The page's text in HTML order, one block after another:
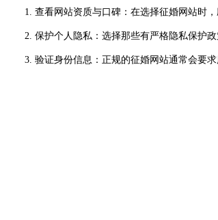
1. 查看网站资质与口碑：在选择征婚网站时
2. 保护个人隐私：选择那些有严格隐私保护政
3. 验证身份信息：正规的征婚网站通常会要求